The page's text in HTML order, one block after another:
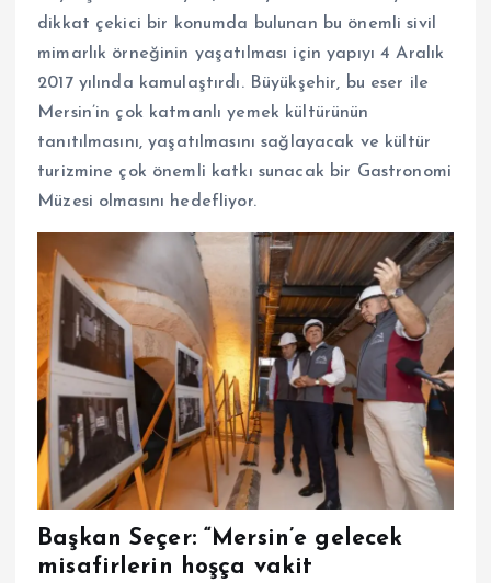
dikkat çekici bir konumda bulunan bu önemli sivil
mimarlık örneğinin yaşatılması için yapıyı 4 Aralık
2017 yılında kamulaştırdı. Büyükşehir, bu eser ile
Mersin’in çok katmanlı yemek kültürünün
tanıtılmasını, yaşatılmasını sağlayacak ve kültür
turizmine çok önemli katkı sunacak bir Gastronomi
Müzesi olmasını hedefliyor.
Başkan Seçer: “Mersin’e gelecek
misafirlerin hoşça vakit